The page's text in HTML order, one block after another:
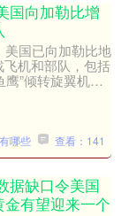
国向加勒比增
美国已向加勒比地
机和部队，包括
鹰”倾转旋翼机，
府施压。....
哪些 查看：141
据缺口令美国
有望迎来一个